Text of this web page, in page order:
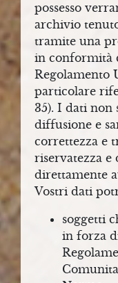
possesso
archivio
tramite una
in conformità
Regolamento
particolare
35). I dati non
diffusione e
correttezza e
riservatezza e
direttamente
Vostri dati
soggetti
in forza